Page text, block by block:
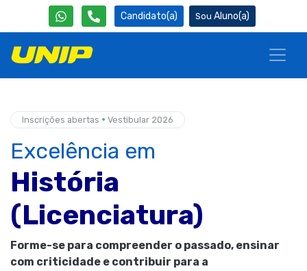
Candidato(a) Aluno(a)
Inscrições abertas • Vestibular 2026
Excelência em
História
(Licenciatura)
Forme-se para compreender o passado, ensinar
com criticidade e contribuir para a